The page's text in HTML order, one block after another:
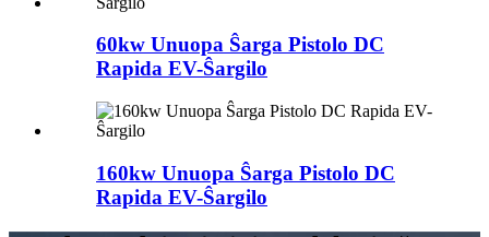
60kw Unuopa Ŝarga Pistolo DC
Rapida EV-Ŝargilo
160kw Unuopa Ŝarga Pistolo DC
Rapida EV-Ŝargilo